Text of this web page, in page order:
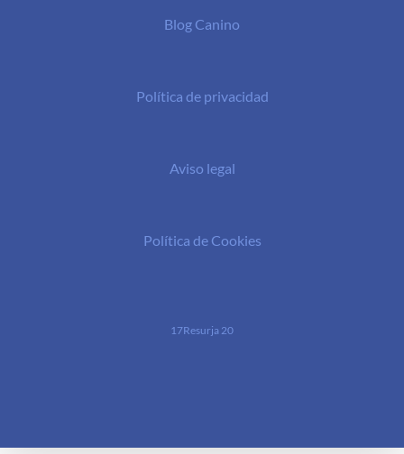
Blog Canino
Política de privacidad
Aviso legal
Política de Cookies
17Resurja 20